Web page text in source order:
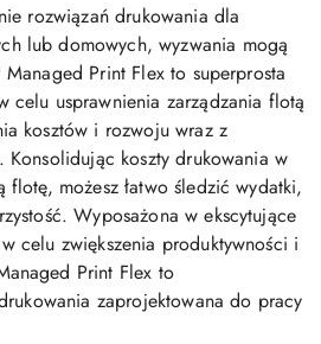
rozwiązań drukowania dla
lub domowych, wyzwania mogą
Print Flex to superprosta
celu usprawnienia zarządzania flotą
kosztów i rozwoju wraz z
Konsolidując koszty drukowania w
flotę, możesz łatwo śledzić wydatki,
Wyposażona w ekscytujące
celu zwiększenia produktywności i
Print Flex to
zaprojektowana do pracy